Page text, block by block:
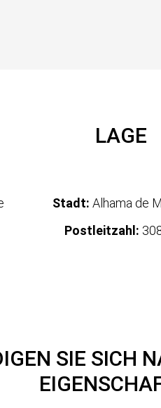
LAGE
Stadt: Alhama de
Postleitzahl:
SIE SICH